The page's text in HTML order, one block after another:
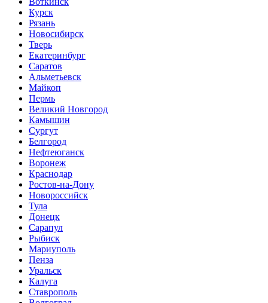
Курск
Рязань
Новосибирск
Тверь
Екатеринбург
Саратов
Альметьевск
Майкоп
Пермь
Великий Новгород
Камышин
Сургут
Белгород
Нефтеюганск
Воронеж
Краснодар
Ростов-на-Дону
Новороссийск
Тула
Донецк
Сарапул
Рыбиск
Мариуполь
Пенза
Уральск
Калуга
Ставрополь